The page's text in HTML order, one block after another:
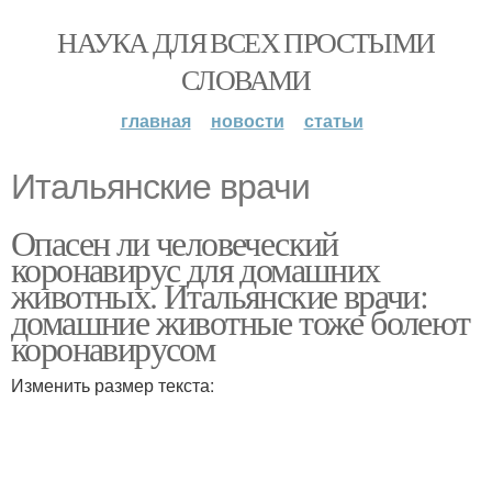
НАУКА ДЛЯ ВСЕХ ПРОСТЫМИ
СЛОВАМИ
главная новости статьи
Итальянские врачи
Опасен ли человеческий
коронавирус для домашних
животных. Итальянские врачи:
домашние животные тоже болеют
коронавирусом
Изменить размер текста: